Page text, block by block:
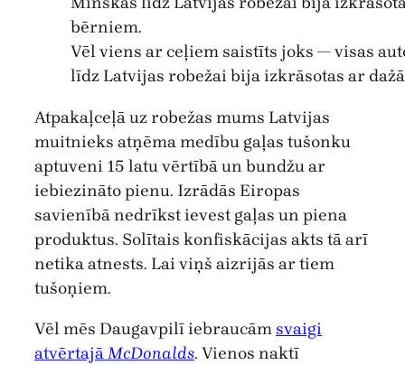
Vēl viens ar ceļiem saistīts joks — visas
līdz Latvijas robežai bija izkrāsotas ar
Atpakaļceļā uz robežas mums Latvijas
muitnieks atņēma medību gaļas tušonku
aptuveni 15 latu vērtībā un bundžu ar
iebiezināto pienu. Izrādās Eiropas
savienībā nedrīkst ievest gaļas un piena
produktus. Solītais konfiskācijas akts tā arī
netika atnests. Lai viņš aizrijās ar tiem
tušoņiem.
Vēl mēs Daugavpilī iebraucāmsvaigi
atvērtajāMcDonalds. Vienos naktī